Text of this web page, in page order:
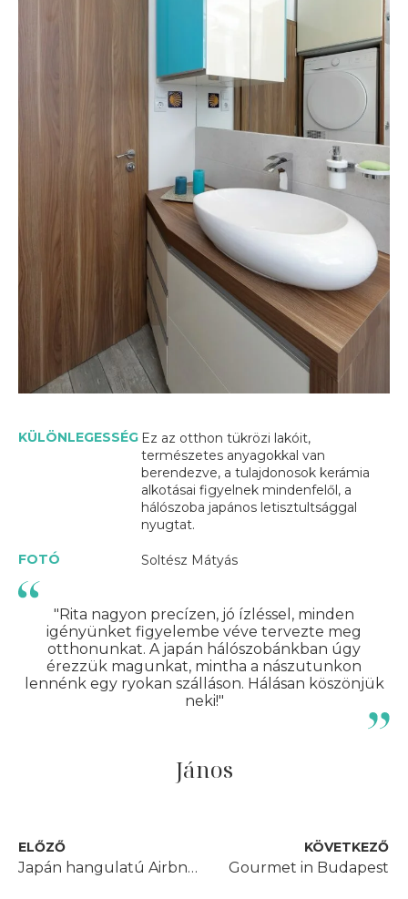
KÜLÖNLEGESSÉG Ez az otthon tükrözi lakóit,
természetes anyagokkal van
berendezve, a tulajdonosok kerámia
alkotásai figyelnek mindenfelől, a
hálószoba japános letisztultsággal
nyugtat.
FOTÓ Soltész Mátyás
"Rita nagyon precízen, jó ízléssel, minden
igényünket figyelembe véve tervezte meg
otthonunkat. A japán hálószobánkban úgy
érezzük magunkat, mintha a nászutunkon
lennénk egy ryokan szálláson. Hálásan köszönjük
neki!"
János
ELŐZŐ
Japán hangulatú Airbnb lakás
KÖVETKEZŐ
Gourmet in Budapest